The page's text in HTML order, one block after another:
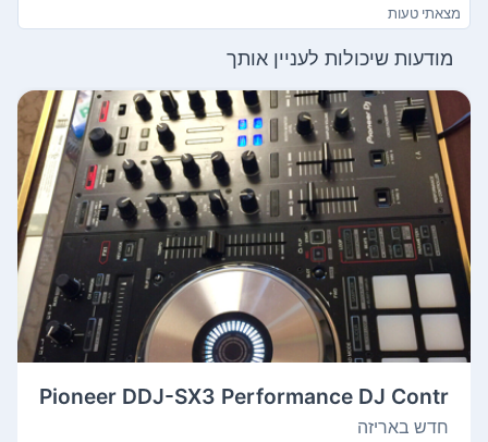
מצאתי טעות
מודעות שיכולות לעניין אותך
Pioneer DDJ-SX3 Performance DJ Contr
olle...
חדש באריזה